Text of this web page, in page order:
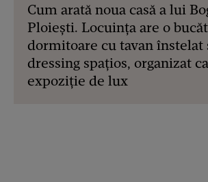
Cum arată noua casă a lui
Ploiești. Locuința are o
dormitoare cu tavan înstelat
dressing spațios, organizat
expoziție de lux